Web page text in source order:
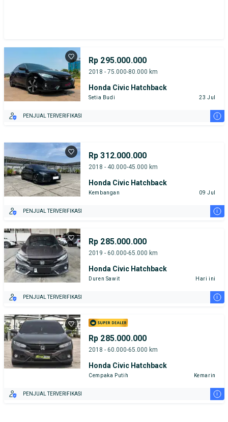
Rp 295.000.000
2018 - 75.000-80.000 km
Honda Civic Hatchback
Setia Budi 23 Jul
PENJUAL TERVERIFIKASI i
Rp 312.000.000
2018 - 40.000-45.000 km
Honda Civic Hatchback
Kembangan 09 Jul
PENJUAL TERVERIFIKASI i
Rp 285.000.000
2019 - 60.000-65.000 km
Honda Civic Hatchback
Duren Sawit Hari ini
PENJUAL TERVERIFIKASI i
Rp 285.000.000
2018 - 60.000-65.000 km
Honda Civic Hatchback
Cempaka Putih Kemarin
PENJUAL TERVERIFIKASI i